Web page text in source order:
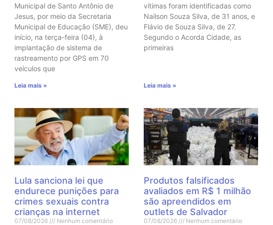
Municipal de Santo Antônio de
Jesus, por meio da Secretaria
Municipal de Educação (SME), deu
início, na terça-feira (04), à
implantação de sistema de
rastreamento por GPS em 70
veículos que
Leia mais »
vítimas foram identificadas como
Nailson Souza Silva, de 31 anos, e
Flávio de Souza Silva, de 27.
Segundo o Acorda Cidade, as
primeiras
Leia mais »
Lula sanciona lei que
endurece punições para
crimes sexuais contra
crianças na internet
07/08/2026 Nenhum comentário
Produtos falsificados
avaliados em R$ 1 milhão
são apreendidos em
outlets de Salvador
07/08/2026 Nenhum comentário